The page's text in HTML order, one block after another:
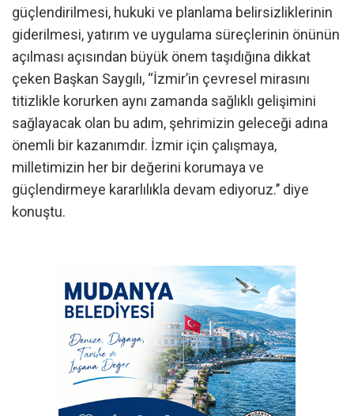
güçlendirilmesi, hukuki ve planlama belirsizliklerinin
giderilmesi, yatırım ve uygulama süreçlerinin önünün
açılması açısından büyük önem taşıdığına dikkat
çeken Başkan Saygılı, “İzmir’in çevresel mirasını
titizlikle korurken aynı zamanda sağlıklı gelişimini
sağlayacak olan bu adım, şehrimizin geleceği adına
önemli bir kazanımdır. İzmir için çalışmaya,
milletimizin her bir değerini korumaya ve
güçlendirmeye kararlılıkla devam ediyoruz.’’ diye
konuştu.